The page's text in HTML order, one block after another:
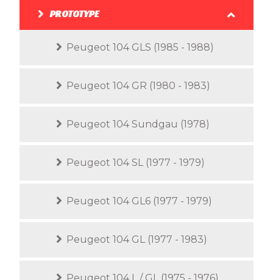
PROTOTYPE
Peugeot 104 GLS (1985 - 1988)
Peugeot 104 GR (1980 - 1983)
Peugeot 104 Sundgau (1978)
Peugeot 104 SL (1977 - 1979)
Peugeot 104 GL6 (1977 - 1979)
Peugeot 104 GL (1977 - 1983)